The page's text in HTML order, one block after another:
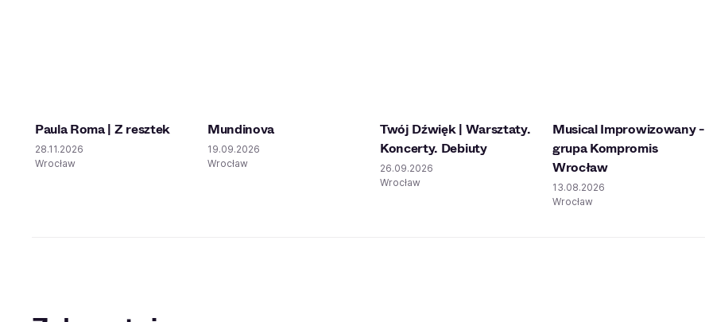
Paula Roma | Z resztek
28.11.2026
Wrocław
Mundinova
19.09.2026
Wrocław
Twój Dźwięk | Warsztaty.
Koncerty. Debiuty
26.09.2026
Wrocław
Musical Improwizowany -
grupa Kompromis
Wrocław
13.08.2026
Wrocław